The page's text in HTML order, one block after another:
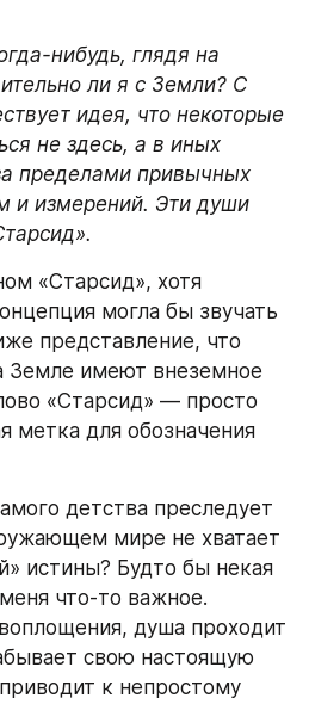
нибудь, глядя на
ли я с Земли? С
идея, что некоторые
не здесь, а в иных
пределами привычных
и измерений. Эти души
«Старсид», хотя
могла бы звучать
представление, что
Земле имеют внеземное
«Старсид» — просто
метка для обозначения
детства преследует
мире не хватает
истины? Будто бы некая
что-то важное.
душа проходит
свою настоящую
к непростому